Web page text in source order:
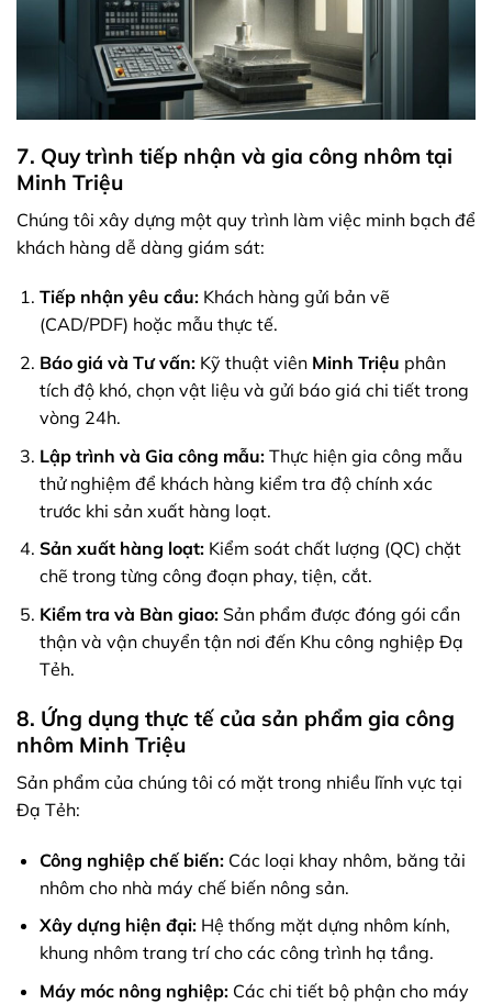
7. Quy trình tiếp nhận và gia công nhôm tại
Minh Triệu
Chúng tôi xây dựng một quy trình làm việc minh bạch để
khách hàng dễ dàng giám sát:
Tiếp nhận yêu cầu:Khách hàng gửi bản vẽ
(CAD/PDF) hoặc mẫu thực tế.
Báo giá và Tư vấn:Kỹ thuật viên Minh Triệu phân
tích độ khó, chọn vật liệu và gửi báo giá chi tiết trong
vòng 24h.
Lập trình và Gia công mẫu:Thực hiện gia công mẫu
thử nghiệm để khách hàng kiểm tra độ chính xác
trước khi sản xuất hàng loạt.
Sản xuất hàng loạt:Kiểm soát chất lượng (QC) chặt
chẽ trong từng công đoạn phay, tiện, cắt.
Kiểm tra và Bàn giao:Sản phẩm được đóng gói cẩn
thận và vận chuyển tận nơi đến Khu công nghiệp Đạ
Tẻh.
8. Ứng dụng thực tế của sản phẩm gia công
nhôm Minh Triệu
Sản phẩm của chúng tôi có mặt trong nhiều lĩnh vực tại
Đạ Tẻh:
Công nghiệp chế biến:Các loại khay nhôm, băng tải
nhôm cho nhà máy chế biến nông sản.
Xây dựng hiện đại:Hệ thống mặt dựng nhôm kính,
khung nhôm trang trí cho các công trình hạ tầng.
Máy móc nông nghiệp:Các chi tiết bộ phận cho máy